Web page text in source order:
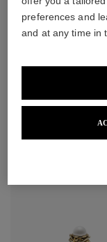
preferences and
and at any time in